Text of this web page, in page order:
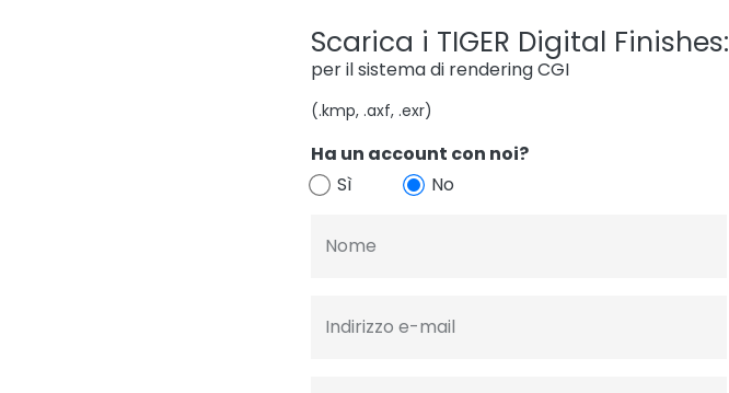
Scarica i TIGER Digital Finishes:
per il sistema di rendering CGI
(.kmp, .axf, .exr)
Ha un account con noi?
Sì
No
Nome
Indirizzo e-mail